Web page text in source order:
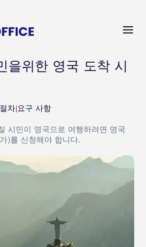
을위한 영국 도착 시
차|요구 사항
시민이 영국으로 여행하려면 영국
)를 신청해야 합니다.